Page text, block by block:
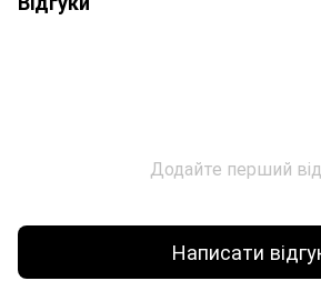
Додайте перший
Написати